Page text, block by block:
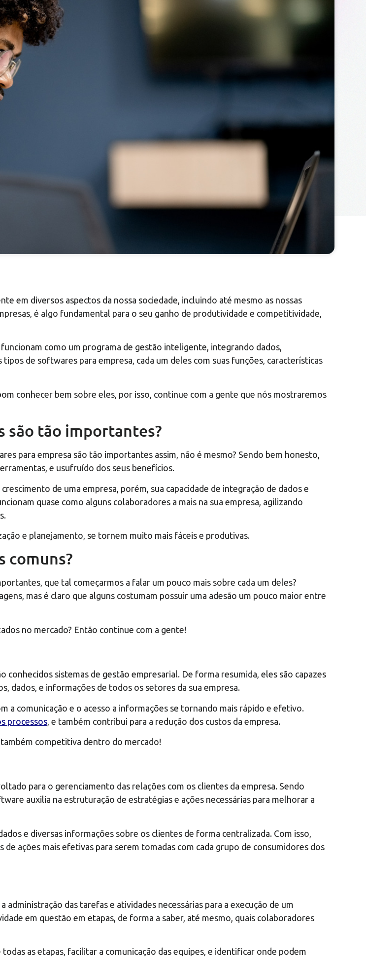
em diversos aspectos da nossa sociedade, incluindo até mesmo as nossas
é algo fundamental para o seu ganho de produtividade e competitividade,
funcionam como um programa de gestão inteligente, integrando dados,
de softwares para empresa, cada um deles com suas funções, características
conhecer bem sobre eles, por isso, continue com a gente que nós mostraremos
são tão importantes?
para empresa são tão importantes assim, não é mesmo? Sendo bem honesto,
e usufruído dos seus benefícios.
de uma empresa, porém, sua capacidade de integração de dados e
quase como alguns colaboradores a mais na sua empresa, agilizando
e planejamento, se tornem muito mais fáceis e produtivas.
comuns?
que tal começarmos a falar um pouco mais sobre cada um deles?
mas é claro que alguns costumam possuir uma adesão um pouco maior entre
no mercado? Então continue com a gente!
sistemas de gestão empresarial. De forma resumida, eles são capazes
dados, e informações de todos os setores da sua empresa.
a comunicação e o acesso a informações se tornando mais rápido e efetivo.
processos , e também contribui para a redução dos custos da empresa.
competitiva dentro do mercado!
para o gerenciamento das relações com os clientes da empresa. Sendo
auxilia na estruturação de estratégias e ações necessárias para melhorar a
e diversas informações sobre os clientes de forma centralizada. Com isso,
ações mais efetivas para serem tomadas com cada grupo de consumidores dos
das tarefas e atividades necessárias para a execução de um
em questão em etapas, de forma a saber, até mesmo, quais colaboradores
as etapas, facilitar a comunicação das equipes, e identificar onde podem